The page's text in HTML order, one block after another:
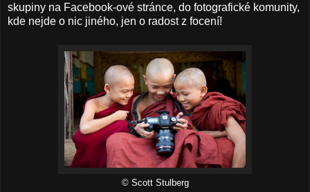
skupiny na Facebook-ové stránce, do fotografické komunity,
kde nejde o nic jiného, jen o radost z focení!
© Scott Stulberg